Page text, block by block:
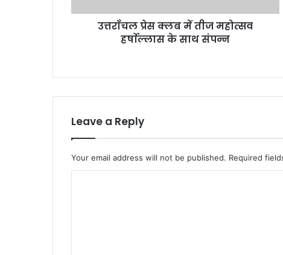
ब
हो
र्षाे
ल्ला
उत्तराँचल प्रेस क्लब में तीज महोत्सव
हर्षाेल्लास के साथ संपन्न
Leave a Reply
Your email address will not be published. Required